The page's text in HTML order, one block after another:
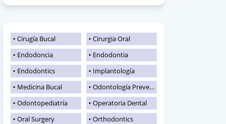
Cirugía Bucal
Cirurgia Oral
Endodoncia
Endodontia
Endodontics
Implantología
Medicina Bucal
Odontología Preventiva
Odontopediatría
Operatoria Dental
Oral Surgery
Orthodontics